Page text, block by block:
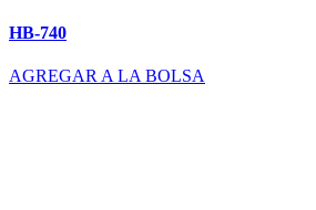
HB-740
AGREGAR A LA BOLSA